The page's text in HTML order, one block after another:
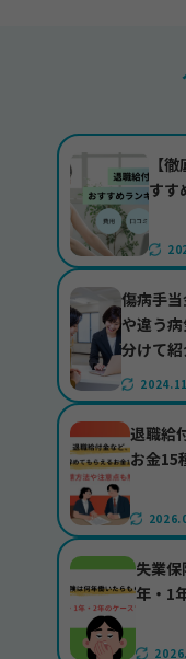
【徹
すす
傷病手
や違う
分けて
退職給
お金15
失業
年・1